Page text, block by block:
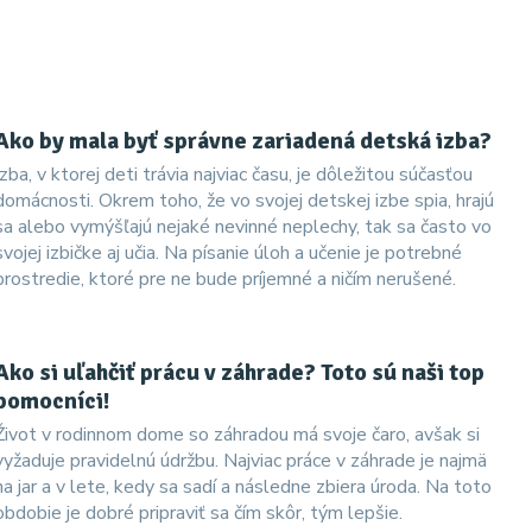
by mala byť správne zariadená detská izba?
v ktorej deti trávia najviac času, je dôležitou súčasťou
Okrem toho, že vo svojej detskej izbe spia, hrajú
alebo vymýšľajú nejaké nevinné neplechy, tak sa často vo
izbičke aj učia. Na písanie úloh a učenie je potrebné
ktoré pre ne bude príjemné a ničím nerušené.
si uľahčiť prácu v záhrade? Toto sú naši top
v rodinnom dome so záhradou má svoje čaro, avšak si
pravidelnú údržbu. Najviac práce v záhrade je najmä
jar a v lete, kedy sa sadí a následne zbiera úroda. Na toto
je dobré pripraviť sa čím skôr, tým lepšie.